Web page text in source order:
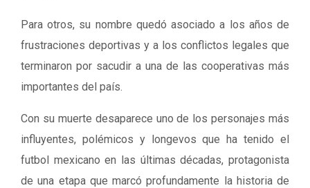
Para otros, su nombre quedó asociado a los años de
frustraciones deportivas y a los conflictos legales que
terminaron por sacudir a una de las cooperativas más
importantes del país.
Con su muerte desaparece uno de los personajes más
influyentes, polémicos y longevos que ha tenido el
futbol mexicano en las últimas décadas, protagonista
de una etapa que marcó profundamente la historia de